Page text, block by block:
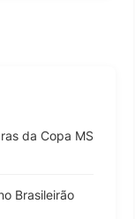
da Copa MS
Brasileirão